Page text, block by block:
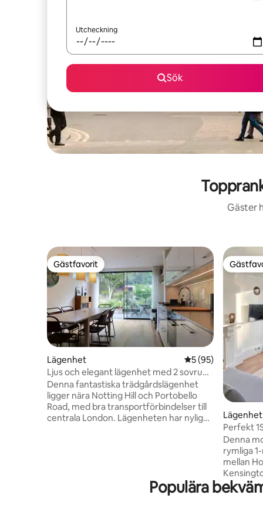
Utcheckning
Sök
Gäster
Gästfavorit
Gästfavorit
Lägenhet 5 av 5 i
5 (95)
Ljus och elegant lägenhet med 2 sovrum
nära Notting Hill
Denna fantastiska trädgårdslägenhet
ligger nära Notting Hill och Portobello
Road, med bra transportförbindelser till
centrala London. Lägenheten har nyligen
med tunnelbana. Den består av två
sovrum med dubbelsäng, ett elegant
Lägenhet
Perfekt 1Säng i
Park/
Denna
rymliga
mellan
perfekta
sovrum
Populära